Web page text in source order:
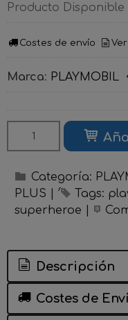
Producto Disponible
Costes de envío
Marca: PLAYMOBIL
Categoría:
PLUS
Tags:
superheroe
Descripción
Costes de